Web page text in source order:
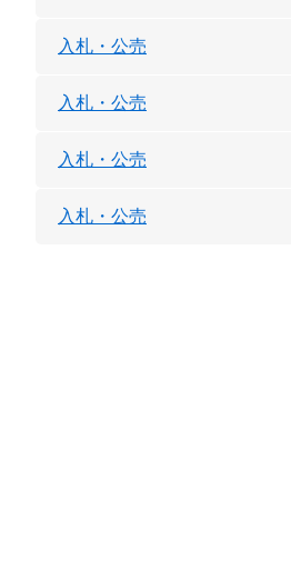
入札・公売
入札・公売
入札・公売
入札・公売